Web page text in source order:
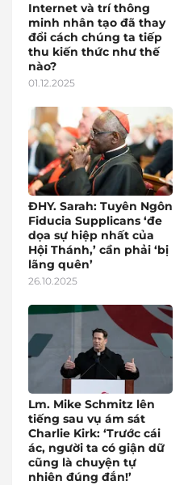
Internet và trí thông
minh nhân tạo đã thay
đổi cách chúng ta tiếp
thu kiến thức như thế
nào?
01.12.2025
ĐHY. Sarah: Tuyên Ngôn
Fiducia Supplicans ‘đe
dọa sự hiệp nhất của
Hội Thánh,’ cần phải ‘bị
lãng quên’
26.10.2025
Lm. Mike Schmitz lên
tiếng sau vụ ám sát
Charlie Kirk: ‘Trước cái
ác, người ta có giận dữ
cũng là chuyện tự
nhiên đúng đắn!’